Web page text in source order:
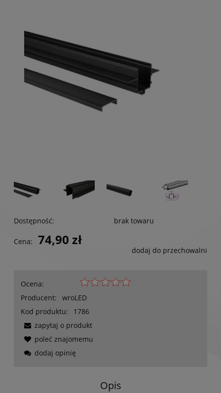
Dostępność: brak towaru
Cena: 74,90 zł
dodaj do przechowalni
Ocena:
Producent:
wroLED
Kod produktu:
1786
zapytaj o produkt
poleć znajomemu
dodaj opinię
Opis